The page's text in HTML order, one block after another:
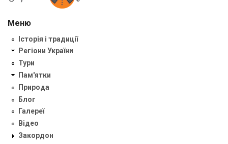
Меню
Історія і традиції
Регіони України
Тури
Пам'ятки
Природа
Блог
Галереї
Відео
Закордон